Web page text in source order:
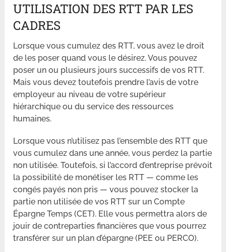
UTILISATION DES RTT PAR LES
CADRES
Lorsque vous cumulez des RTT, vous avez le droit
de les poser quand vous le désirez. Vous pouvez
poser un ou plusieurs jours successifs de vos RTT.
Mais vous devez toutefois prendre l’avis de votre
employeur au niveau de votre supérieur
hiérarchique ou du service des ressources
humaines.
Lorsque vous n’utilisez pas l’ensemble des RTT que
vous cumulez dans une année, vous perdez la partie
non utilisée. Toutefois, si l’accord d’entreprise prévoit
la possibilité de monétiser les RTT — comme les
congés payés non pris — vous pouvez stocker la
partie non utilisée de vos RTT sur un Compte
Épargne Temps (CET). Elle vous permettra alors de
jouir de contreparties financières que vous pourrez
transférer sur un plan d’épargne (PEE ou PERCO).